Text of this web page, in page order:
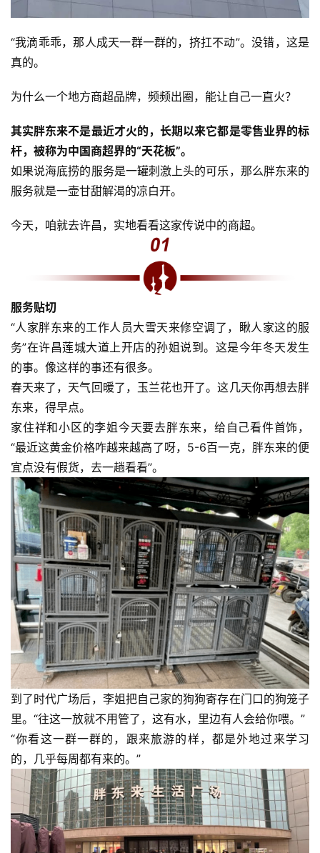
“我滴乖乖，那人成天一群一群的，挤扛不动”。没错，这是
真的。
为什么一个地方商超品牌，频频出圈，能让自己一直火？
其实胖东来不是最近才火的，长期以来它都是零售业界的标
杆，被称为中国商超界的“天花板”。
如果说海底捞的服务是一罐刺激上头的可乐，那么胖东来的
服务就是一壶甘甜解渴的凉白开。
今天，咱就去许昌，实地看看这家传说中的商超。
服务贴切
“人家胖东来的工作人员大雪天来修空调了，瞅人家这的服
务”在许昌莲城大道上开店的孙姐说到。这是今年冬天发生
的事。像这样的事还有很多。
春天来了，天气回暖了，玉兰花也开了。这几天你再想去胖
东来，得早点。
家住祥和小区的李姐今天要去胖东来，给自己看件首饰，
“最近这黄金价格咋越来越高了呀，5-6百一克，胖东来的便
宜点没有假货，去一趟看看”。
到了时代广场后，李姐把自己家的狗狗寄存在门口的狗笼子
里。“往这一放就不用管了，这有水，里边有人会给你喂。”
“你看这一群一群的，跟来旅游的样，都是外地过来学习
的，几乎每周都有来的。”